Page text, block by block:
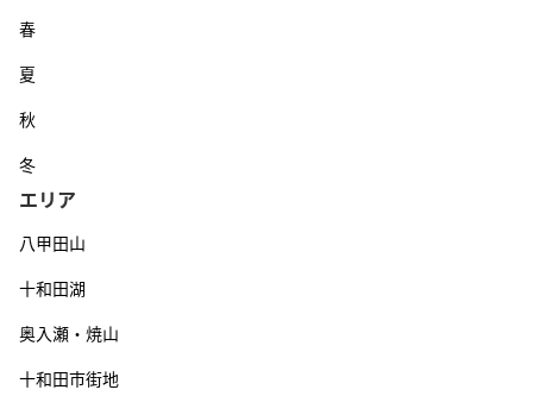
春
夏
秋
冬
エリア
八甲田山
十和田湖
奥入瀬・焼山
十和田市街地